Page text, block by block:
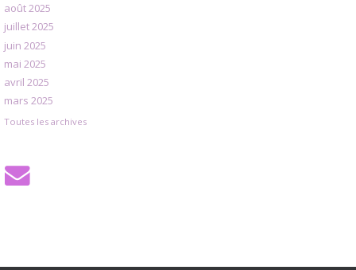
août 2025
juillet 2025
juin 2025
mai 2025
avril 2025
mars 2025
Toutes les archives